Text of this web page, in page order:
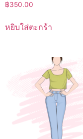
฿350.00
หยิบใส่ตะกร้า